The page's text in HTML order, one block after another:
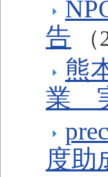
告
熊
業
度